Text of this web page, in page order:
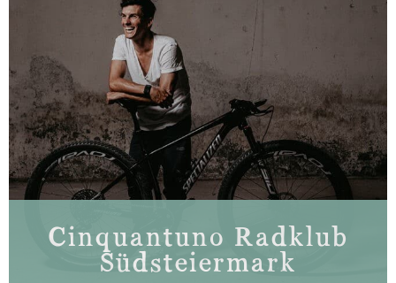
Cinquantuno Radklub
Südsteiermark